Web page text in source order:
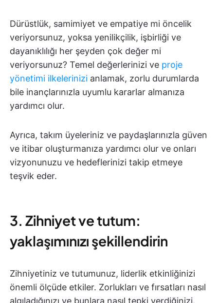
Dürüstlük, samimiyet ve empatiye mi öncelik
veriyorsunuz, yoksa yenilikçilik, işbirliği ve
dayanıklılığı her şeyden çok değer mi
veriyorsunuz? Temel değerlerinizi ve proje
yönetimi ilkelerinizi anlamak, zorlu durumlarda
bile inançlarınızla uyumlu kararlar almanıza
yardımcı olur.
Ayrıca, takım üyeleriniz ve paydaşlarınızla güven
ve itibar oluşturmanıza yardımcı olur ve onları
vizyonunuzu ve hedeflerinizi takip etmeye
teşvik eder.
3. Zihniyet ve tutum:
yaklaşımınızı şekillendirin
Zihniyetiniz ve tutumunuz, liderlik etkinliğinizi
önemli ölçüde etkiler. Zorlukları ve fırsatları nasıl
algıladığınızı ve bunlara nasıl tepki verdiğinizi,